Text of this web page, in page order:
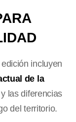
incluyen
de la
las diferencias
del territorio.